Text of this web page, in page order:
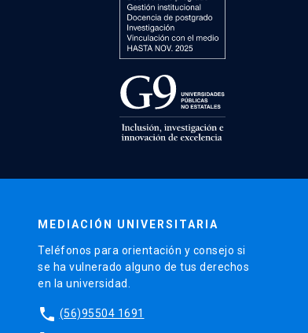
MEDIACIÓN UNIVERSITARIA
Teléfonos para orientación y consejo si
se ha vulnerado alguno de tus derechos
en la universidad.
phone (56)95504 1691